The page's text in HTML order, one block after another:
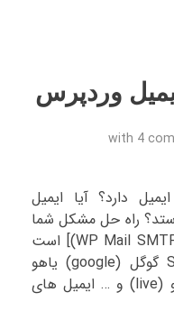
وردپرس
with 4
دارد؟ آیا ایمیل
راه حل مشکل شما
افزونه (پلاگین) [ایمیل وردپرس (WP Mail SMTP)] است
که با استفاده از سرویس SMTP گوگل (google) یاهو
(yahoo) هات میل (hotmail) لایو (live) و … ایمیل های